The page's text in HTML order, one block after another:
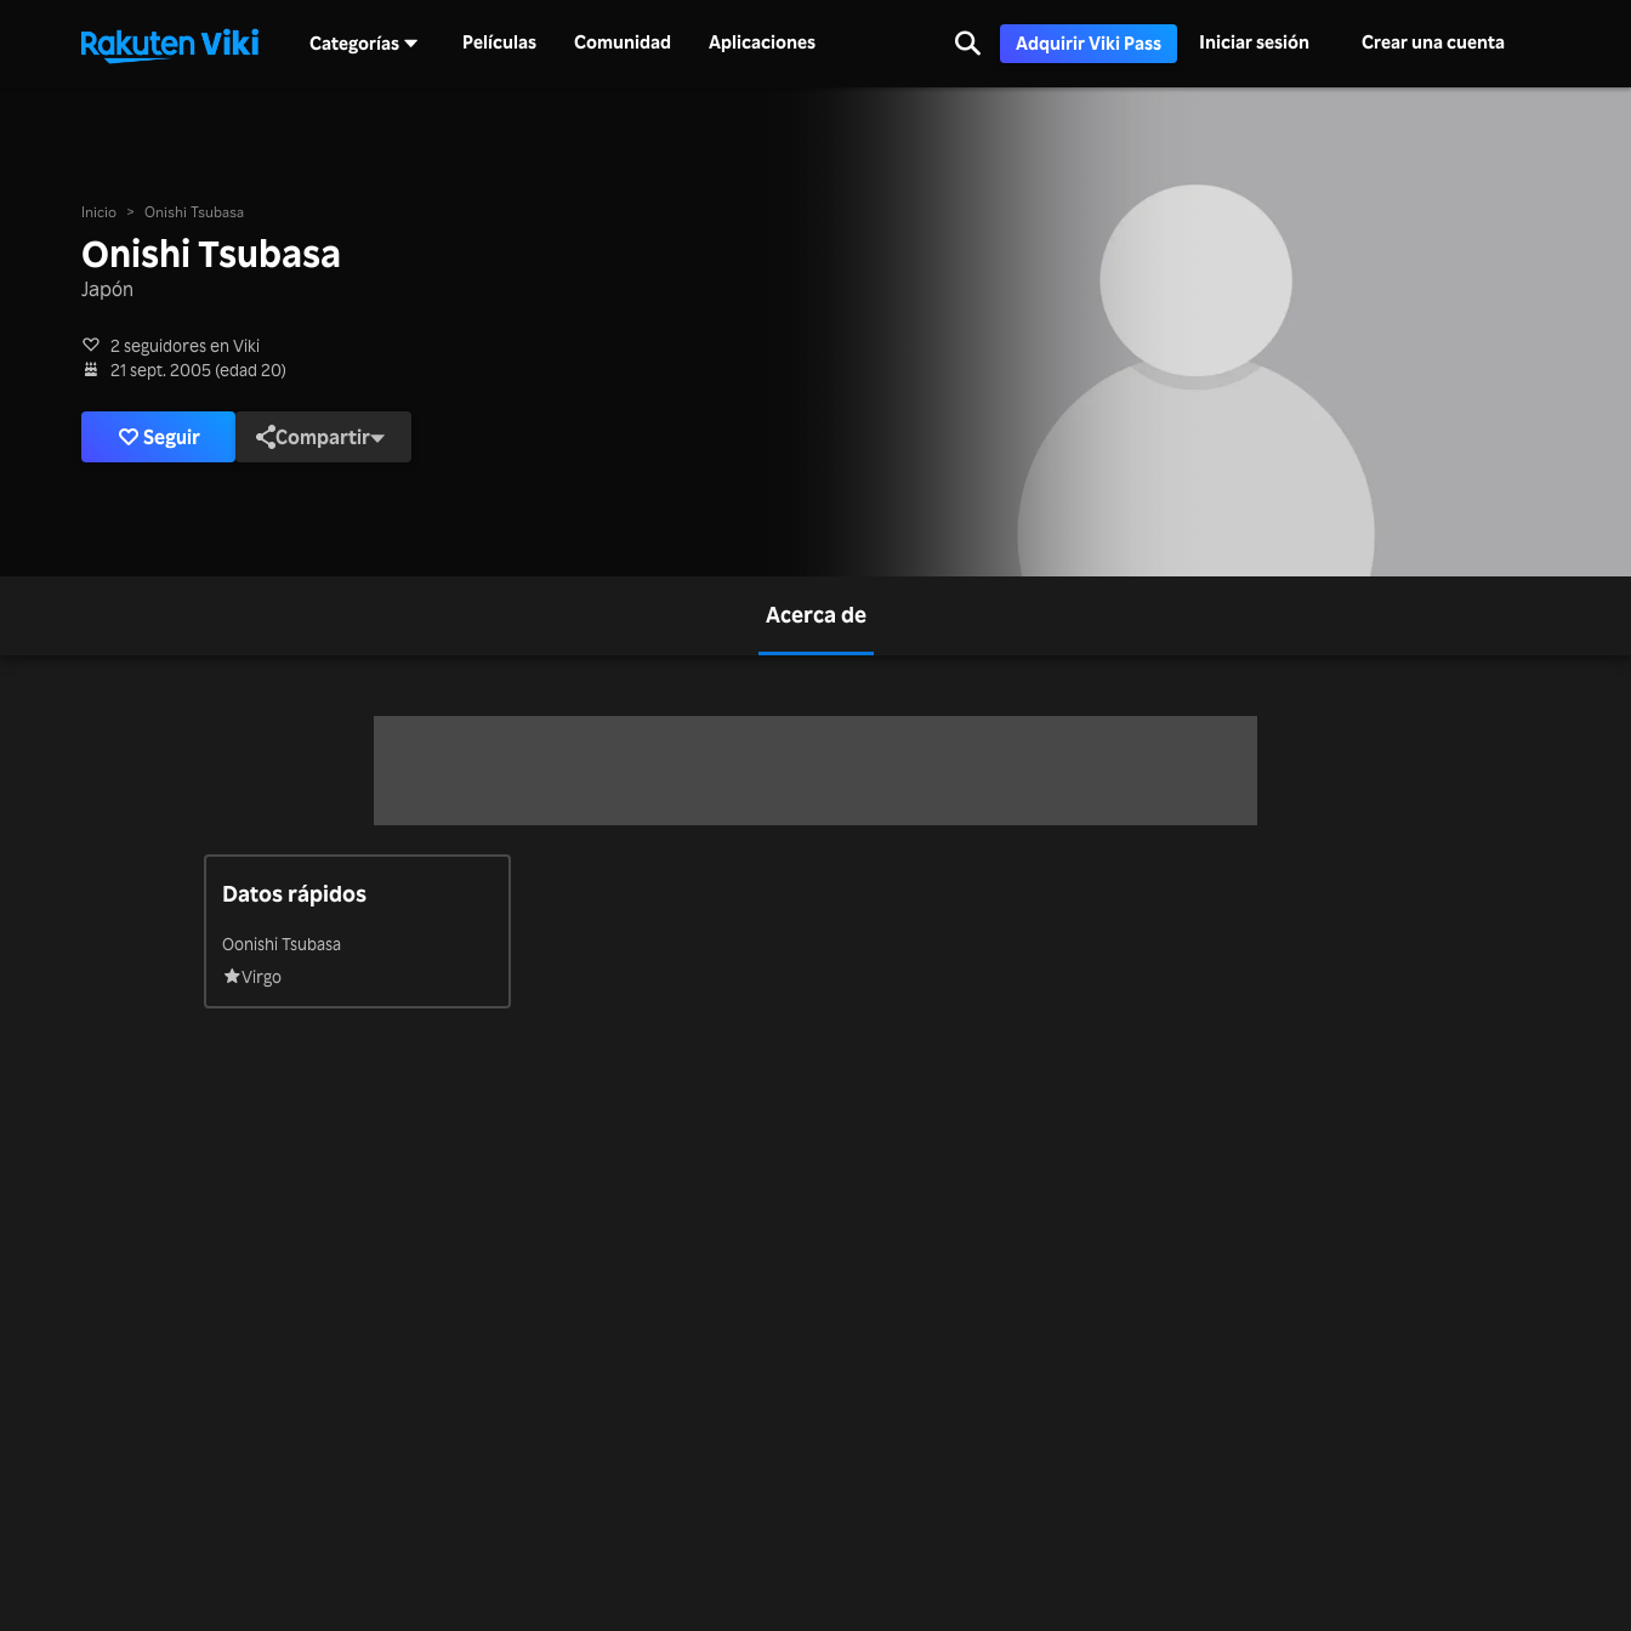
Categorías Películas Comunidad Aplicaciones Adquirir Viki Pass Iniciar sesión Crear una cuenta
Inicio > Onishi Tsubasa
Onishi Tsubasa
Japón
2 seguidores en Viki
21 sept. 2005 (edad 20)
Seguir Compartir
Acerca de
Datos rápidos
Oonishi Tsubasa
Virgo